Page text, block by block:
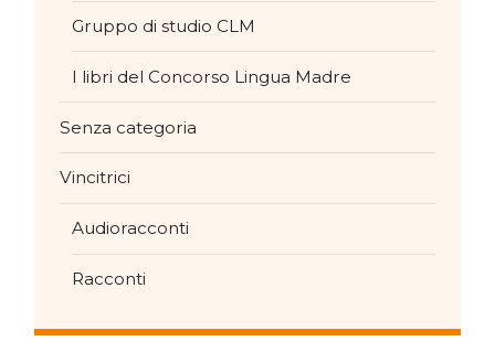
Gruppo di studio CLM
I libri del Concorso Lingua Madre
Senza categoria
Vincitrici
Audioracconti
Racconti